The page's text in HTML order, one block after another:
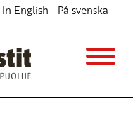
In English På svenska